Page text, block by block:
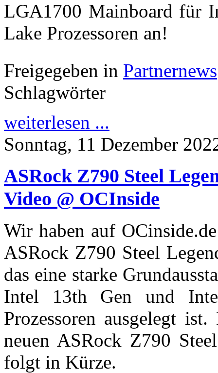
LGA1700 Mainboard für
Lake Prozessoren an!
Freigegeben in Partnernews
Schlagwörter
weiterlesen ...
Sonntag, 11 Dezember
ASRock Z790 Steel
Video @ OCInside
Wir haben auf
ASRock Z790 Steel
das eine starke
Intel 13th Gen und
Prozessoren ausgelegt
neuen ASRock Z790
folgt in Kürze.